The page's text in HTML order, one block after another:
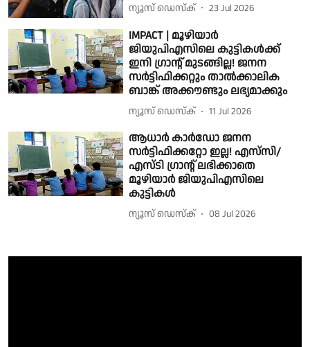
ന്യൂസ് ഡെസ്ക് 23 Jul 2026
IMPACT | മൂഴിയാർ
ജിയുപിഎസിലെ കുട്ടികൾക്ക്
ഇനി ഗ്രാന്റ് മുടങ്ങില്ല! ജനന
സർട്ടിഫിക്കറ്റും താൽക്കാലിക
ബാങ്ക് അക്കൗണ്ടും ലഭ്യമാക്കും
ന്യൂസ് ഡെസ്ക് 11 Jul 2026
ആധാർ കാർഡോ ജനന
സർട്ടിഫിക്കറ്റോ ഇല്ല! എസ്‌സി/
എസ്ടി ഗ്രാന്റ് ലഭിക്കാതെ
മൂഴിയാര്‍ ജിയുപിഎസിലെ
കുട്ടികള്‍
ന്യൂസ് ഡെസ്ക് 08 Jul 2026